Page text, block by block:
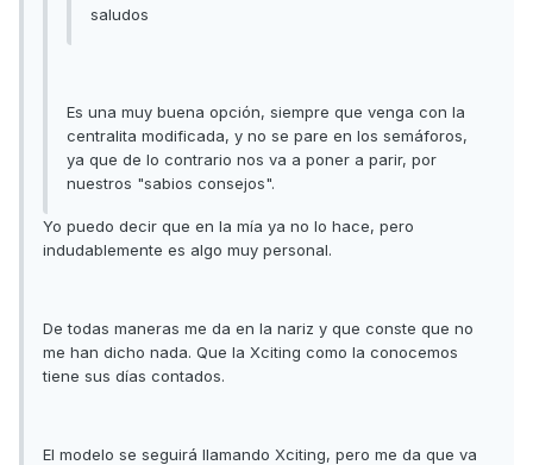
saludos
Es una muy buena opción, siempre que venga con la
centralita modificada, y no se pare en los semáforos,
ya que de lo contrario nos va a poner a parir, por
nuestros "sabios consejos".
Yo puedo decir que en la mía ya no lo hace, pero
indudablemente es algo muy personal.
De todas maneras me da en la nariz y que conste que no
me han dicho nada. Que la Xciting como la conocemos
tiene sus días contados.
El modelo se seguirá llamando Xciting, pero me da que va